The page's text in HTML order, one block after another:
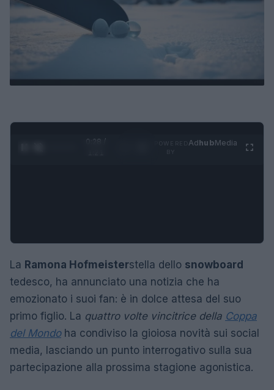
0:29 /
AdhubMedia
La Ramona Hofmeisterstella dello snowboard
tedesco, ha annunciato una notizia che ha
emozionato i suoi fan: è in dolce attesa del suo
primo figlio. La quattro volte vincitrice della Coppa
del Mondoha condiviso la gioiosa novità sui social
media, lasciando un punto interrogativo sulla sua
partecipazione alla prossima stagione agonistica.